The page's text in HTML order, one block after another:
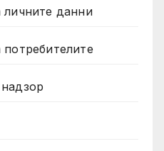
личните данни